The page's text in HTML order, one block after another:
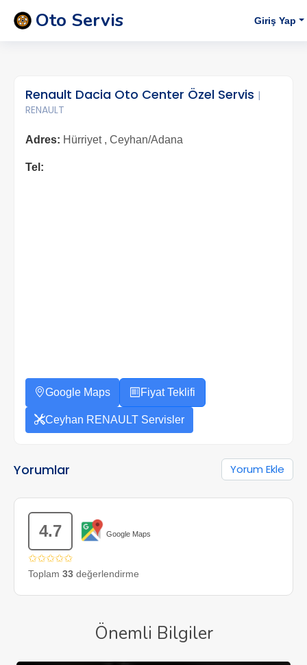
Oto Servis Giriş Yap
Renault Dacia Oto Center Özel Servis |
RENAULT
Adres: Hürriyet , Ceyhan/Adana
Tel:
Google Maps Fiyat Teklifi
Ceyhan RENAULT Servisler
Yorumlar Yorum Ekle
4.7 Google Maps
✩✩✩✩✩
Toplam 33 değerlendirme
Önemli Bilgiler